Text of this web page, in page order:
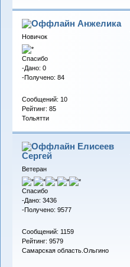
Анжелика
Новичок
Спасибо
-Дано: 0
-Получено: 84
Сообщений: 10
Рейтинг: 85
Тольятти
Елисеев
Сергей
Ветеран
Спасибо
-Дано: 3436
-Получено: 9577
Сообщений: 1159
Рейтинг: 9579
Самарская область.Ольгино